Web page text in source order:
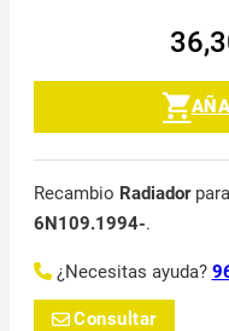
Recambio Radiador
6N109.1994-.
¿Necesitas ayuda?
Consultar